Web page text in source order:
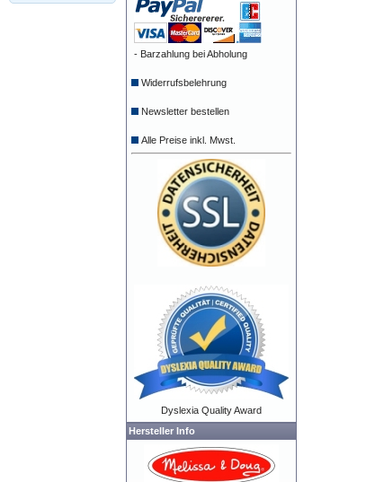
- Barzahlung bei Abholung
Widerrufsbelehrung
Newsletter bestellen
Alle Preise inkl. Mwst.
Dyslexia Quality Award
Hersteller Info